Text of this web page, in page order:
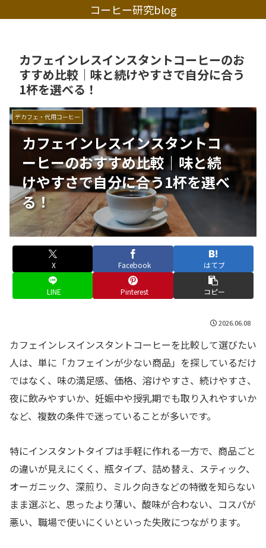
コーヒー研究blog
カフェインレスインスタントコーヒーのお
すすめ比較｜味と続けやすさで自分に合う
1杯を選べる！
カフェインレスインスタントコ
ーヒーのおすすめ比較｜味と続
けやすさで自分に合う1杯を選べ
る！
デカフェ・代用コーヒー
X Facebook はてブ
LINE Pinterest コピー
2026.06.08
カフェインレスインスタントコーヒーを比較して選びたい
人は、単に「カフェインが少ない商品」を探しているだけ
ではなく、味の満足感、価格、溶けやすさ、続けやすさ、
夜に飲みやすいか、妊娠中や授乳期でも取り入れやすいか
など、複数の条件で迷っていることが多いです。
特にインスタントタイプは手軽に作れる一方で、商品ごと
の違いが見えにくく、瓶タイプ、詰め替え、スティック、
オーガニック、深煎り、ミルク向きなどの特徴を知らない
まま選ぶと、思ったより薄い、酸味が合わない、コスパが
悪い、職場で使いにくいといった失敗につながります。